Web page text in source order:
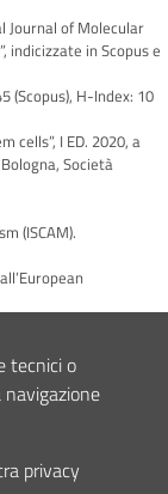
Journal of Molecular
indicizzate in Scopus e
(Scopus), H-Index: 10
cells”, I ED. 2020, a
Società
(ISCAM).
nei tumori ossei per
meccanismi
del dolore associato
tecnici o
privacy